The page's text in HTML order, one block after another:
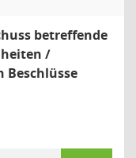
betreffende
/
Beschlüsse